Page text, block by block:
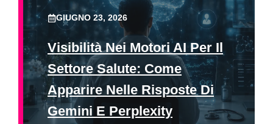
GIUGNO 23, 2026
Visibilità Nei Motori AI Per Il
Settore Salute: Come
Apparire Nelle Risposte Di
Gemini E Perplexity